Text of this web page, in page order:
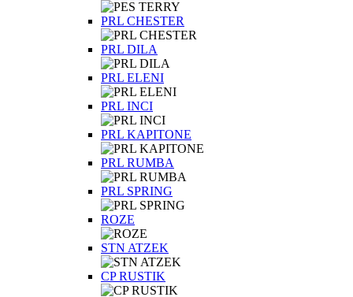
PRL CHESTER
PRL DILA
PRL ELENI
PRL INCI
PRL KAPITONE
PRL RUMBA
PRL SPRING
ROZE
STN ATZEK
СP RUSTIK